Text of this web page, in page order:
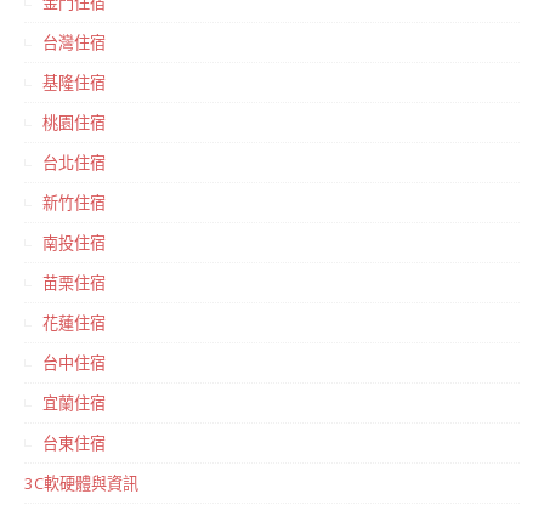
台灣住宿
基隆住宿
桃園住宿
台北住宿
新竹住宿
南投住宿
苗栗住宿
花蓮住宿
台中住宿
宜蘭住宿
台東住宿
3C軟硬體與資訊